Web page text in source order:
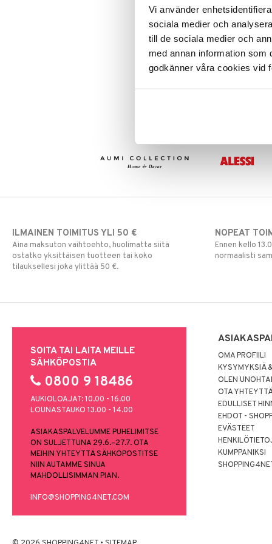
Vi använder
sociala medier och
till de sociala medier och
med annan information som
godkänner våra cookies vid
Blender Power 5 XL 1500 watt
MAGIMIX
Tehokas Virtaviivainen tehosekoitin
automaattisilla ohjelmilla, joilla
ILMAINEN TOIMITUS YLI 50 €
Aina maksuton vaihtoehto, huolimatta siitä
ostatko yksittäisen tuotteen tai koko
tilauksellesi joka ylittää 50 €.
NOPEAT
Ennen kello
normaalisti
SOITA TAI LAITA MEILLE
SÄHKÖPOSTIA
0800 9 18486
AUKIOLOAJAT: 10.00 - 16.00
LOUNASTAUKO 13.00 - 14.00
ASIAKASPALVELUMME PUHELIMITSE
ON SULJETTUNA 29.6.–27.7. OTA
MEIHIN YHTEYTTÄ SÄHKÖPOSTITSE
NIIN AUTAMME SINUA
MAHDOLLISIMMAN PIAN.
INFO@SHOPPING4NET.COM
OMA PROFIILI
KYSYMYKSIÄ
OLEN
OTA
EDULLISET
EHDOT -
EVÄSTEET
KUMPPANIKSI